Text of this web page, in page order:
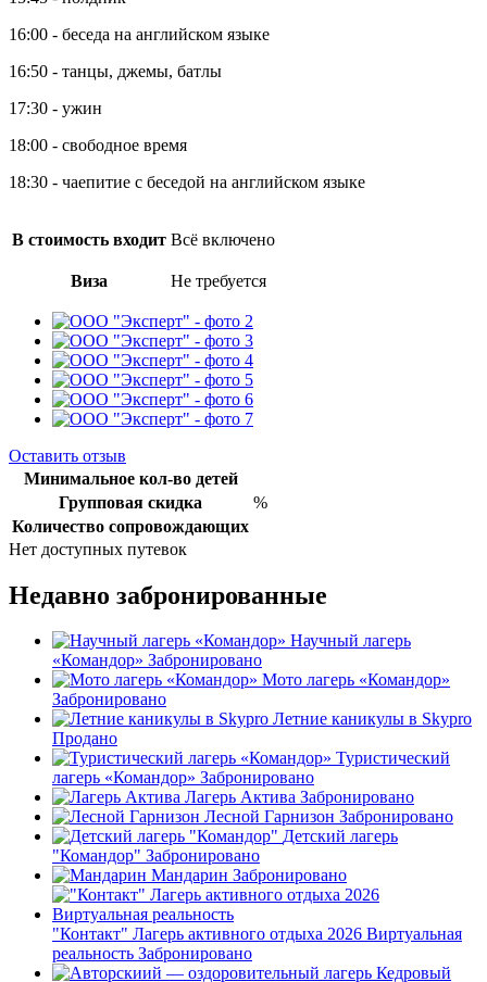
16:00 - беседа на английском языке
16:50 - танцы, джемы, батлы
17:30 - ужин
18:00 - свободное время
18:30 - чаепитие с беседой на английском языке
В стоимость входит Всё включено
Виза Не требуется
Оставить отзыв
Минимальное кол-во детей
Групповая скидка
%
Количество сопровождающих
Нет доступных путевок
Недавно забронированные
Научный лагерь
«Командор» Забронировано
Мото лагерь «Командор»
Забронировано
Летние каникулы в Skypro
Продано
Туристический
лагерь «Командор» Забронировано
Лагерь Актива Забронировано
Лесной Гарнизон Забронировано
Детский лагерь
"Командор" Забронировано
Мандарин Забронировано
"Контакт" Лагерь активного отдыха 2026 Виртуальная
реальность Забронировано